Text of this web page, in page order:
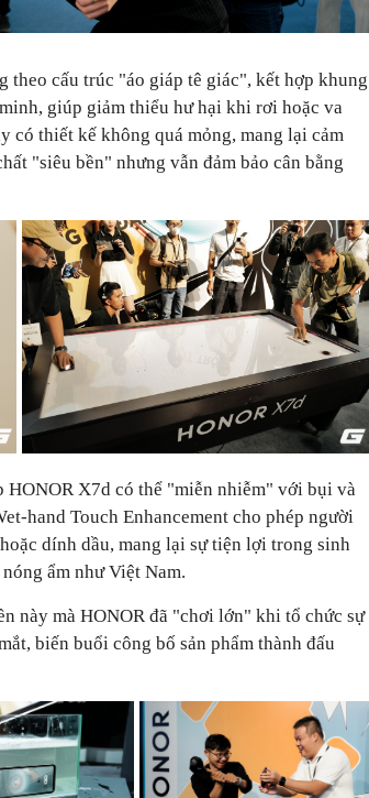
theo cấu trúc "áo giáp tê giác", kết hợp khung
giúp giảm thiểu hư hại khi rơi hoặc va
có thiết kế không quá mỏng, mang lại cảm
"siêu bền" nhưng vẫn đảm bảo cân bằng
HONOR X7d có thể "miễn nhiễm" với bụi và
hand Touch Enhancement cho phép người
dính dầu, mang lại sự tiện lợi trong sinh
ẩm như Việt Nam.
này mà HONOR đã "chơi lớn" khi tổ chức sự
biến buổi công bố sản phẩm thành đấu